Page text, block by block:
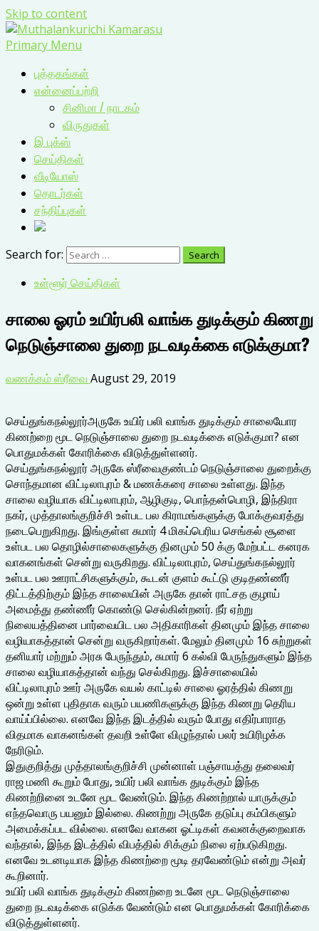
Skip to content
Primary Menu
புத்தகங்கள்
என்னைப்பற்றி
சினிமா / நாடகம்
விருதுகள்
இ புக்ஸ்
செய்திகள்
வீடியோஸ்
தொடர்கள்
சந்திப்புகள்
Search for:
உள்ளூர் செய்திகள்
சாலை ஓரம் உயிர்பலி வாங்க துடிக்கும் கிணறு
நெடுஞ்சாலை துறை நடவடிக்கை எடுக்குமா?
வணக்கம் ஸ்ரீவை August 29, 2019
செய்துங்கநல்லூர்அருகே உயிர் பலி வாங்க துடிக்கும் சாலையோர
கிணற்றை மூட நெடுஞ்சாலை துறை நடவடிக்கை எடுக்குமா? என
பொதுமக்கள் கோரிக்கை விடுத்துள்ளனர்.
செய்துங்கநல்லூர் அருகே ஸ்ரீவைகுண்டம் நெடுஞ்சாலை துறைக்கு
சொந்தமான விட்டிலாபுரம் & மணக்கரை சாலை உள்ளது. இந்த
சாலை வழியாக விட்டிலாபுரம், ஆழிகுடி, பொந்தன்பொழி, இந்திரா
நகர், முத்தாலங்குறிச்சி உள்பட பல கிராமங்களுக்கு போக்குவரத்து
நடைபெறுகிறது. இங்குள்ள சுமார் 4 மிகப்பெரிய செங்கல் சூளை
உள்பட பல தொழில்சாலைகளுக்கு தினமும் 50 க்கு மேற்பட்ட கனரக
வாகனங்கள் சென்று வருகிறது. விட்டிலாபுரம், செய்துங்கநல்லூர்
உள்பட பல ஊராட்சிகளுக்கும், கூடன் குளம் கூட்டு குடிதண்ணீர்
திட்டத்திற்கும் இந்த சாலையின் அருகே தான் ராட்சத குழாய்
அமைத்து தண்ணீர் கொண்டு செல்கின்றனர். நீர் ஏற்று
நிலையத்தினை பார்வையிட பல அதிகாரிகள் தினமும் இந்த சாலை
வழியாகத்தான் சென்று வருகிறார்கள். மேலும் தினமும் 16 சுற்றுகள்
தனியார் மற்றும் அரசு பேருந்தும், சுமார் 6 கல்வி பேருந்துகளும் இந்த
சாலை வழியாகத்தான் வந்து செல்கிறது. இச்சாலையில்
விட்டிலாபுரம் ஊர் அருகே வயல் காட்டில் சாலை ஓரத்தில் கிணறு
ஒன்று உள்ள புதிதாக வரும் பயணிகளுக்கு இந்த கிணறு தெரிய
வாய்ப்பில்லை. எனவே இந்த இடத்தில் வரும் போது எதிர்பாராத
விதமாக வாகனங்கள் தவறி உள்ளே விழுந்தால் பலர் உயிரிழக்க
நேரிடும்.
இதுகுறித்து முத்தாலங்குறிச்சி முன்னாள் பஞ்சாயத்து தலைவர்
ராஜ மணி கூறும் போது, உயிர் பலி வாங்க துடிக்கும் இந்த
கிணற்றினை உடனே மூட வேண்டும். இந்த கிணற்றால் யாருக்கும்
எந்தவொரு பயனும் இல்லை. கிணற்று அருகே தடுப்பு கம்பிகளும்
அமைக்கப்பட வில்லை. எனவே வாகன ஓட்டிகள் கவனக்குறைவாக
வந்தால், இந்த இடத்தில் விபத்தில் சிக்கும் நிலை ஏற்படுகிறது.
எனவே உடனடியாக இந்த கிணற்றை மூடி தரவேண்டும் என்று அவர்
கூறினார்.
உயிர் பலி வாங்க துடிக்கும் கிணற்றை உடனே மூட நெடுஞ்சாலை
துறை நடவடிக்கை எடுக்க வேண்டும் என பொதுமக்கள் கோரிக்கை
விடுத்துள்ளனர்.